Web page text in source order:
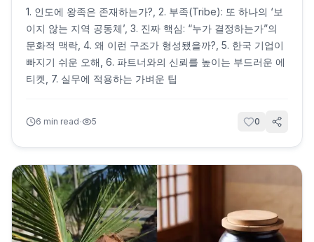
1. 인도에 왕족은 존재하는가?, 2. 부족(Tribe): 또 하나의 ‘보
이지 않는 지역 공동체’, 3. 진짜 핵심: “누가 결정하는가”의
문화적 맥락, 4. 왜 이런 구조가 형성됐을까?, 5. 한국 기업이
빠지기 쉬운 오해, 6. 파트너와의 신뢰를 높이는 부드러운 에
티켓, 7. 실무에 적용하는 가벼운 팁
6 min read· 5 0